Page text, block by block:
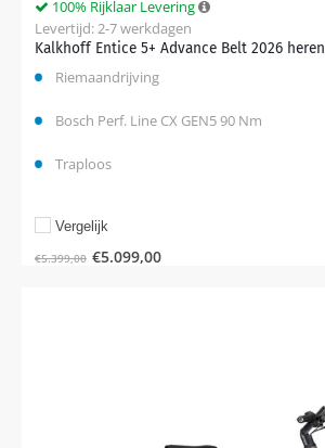
Kalkhoff Entice 5+ Advance Belt 2026 heren
100% Rijklaar Levering
Levertijd: 2-7 werkdagen
Riemaandrijving
Bosch Perf. Line CX GEN5 90 Nm
Traploos
€5.399,00 €5.099,00
Vergelijk